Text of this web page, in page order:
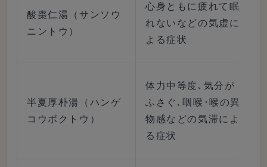
酸棗仁湯（サンソウ
ニントウ）
心身ともに疲れて眠
れないなどの気虚に
よる症状
半夏厚朴湯（ハンゲ
コウボクトウ）
体力中等度､気分が
ふさぐ､咽喉･喉の異
物感などの気滞によ
る症状